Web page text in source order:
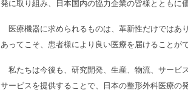
発に取り組み、日本国内の協力企業の皆様とともに
医療機器に求められるものは、革新性だけではあ
あってこそ、患者様により良い医療を届けることが
私たちは今後も、研究開発、生産、物流、サービ
サービスを提供することで、日本の整形外科医療の